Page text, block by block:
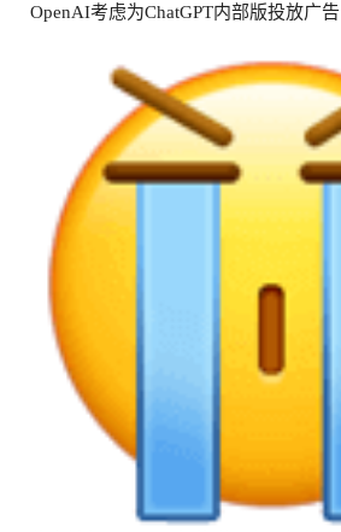
OpenAI考虑为ChatGPT内部版投放广告